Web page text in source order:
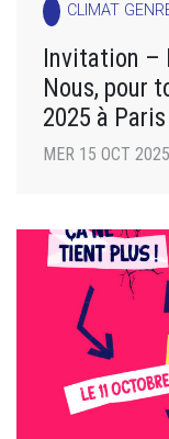
CLIMAT
Invitation –
Nous, pour
2025 à Paris
MER 15 OCT 2025